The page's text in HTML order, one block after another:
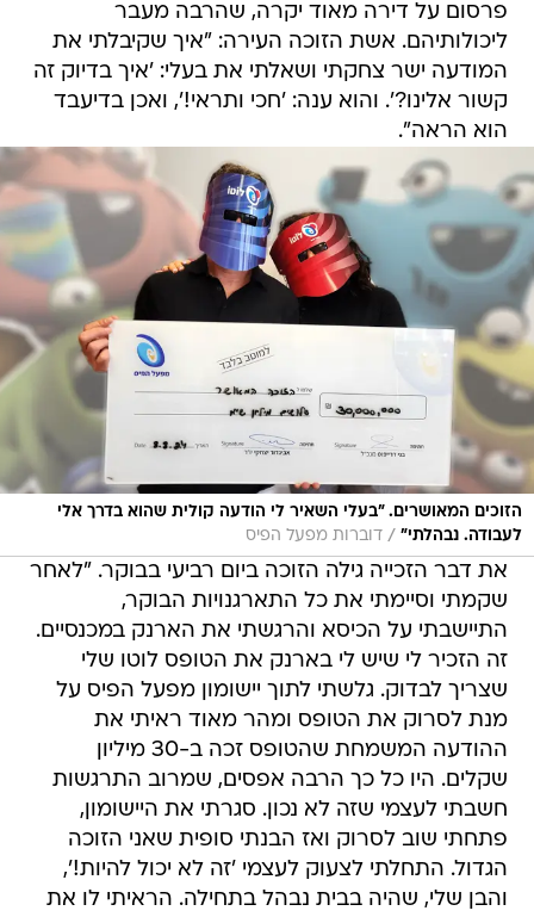
פרסום על דירה מאוד יקרה, שהרבה מעבר
ליכולותיהם. אשת הזוכה העירה: "איך שקיבלתי את
המודעה ישר צחקתי ושאלתי את בעלי: 'איך בדיוק זה
קשור אלינו?'. והוא ענה: 'חכי ותראי!', ואכן בדיעבד
הוא הראה".
הזוכים המאושרים. "בעלי השאיר לי הודעה קולית שהוא בדרך אלי
לעבודה. נבהלתי" / דוברות מפעל הפיס
את דבר הזכייה גילה הזוכה ביום רביעי בבוקר. "לאחר
שקמתי וסיימתי את כל התארגנויות הבוקר,
התיישבתי על הכיסא והרגשתי את הארנק במכנסיים.
זה הזכיר לי שיש לי בארנק את הטופס לוטו שלי
שצריך לבדוק. גלשתי לתוך יישומון מפעל הפיס על
מנת לסרוק את הטופס ומהר מאוד ראיתי את
ההודעה המשמחת שהטופס זכה ב-30 מיליון
שקלים. היו כל כך הרבה אפסים, שמרוב התרגשות
חשבתי לעצמי שזה לא נכון. סגרתי את היישומון,
פתחתי שוב לסרוק ואז הבנתי סופית שאני הזוכה
הגדול. התחלתי לצעוק לעצמי 'זה לא יכול להיות!',
והבן שלי, שהיה בבית נבהל בתחילה. הראיתי לו את